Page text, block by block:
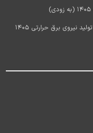
آخرین اخبار استخدام شرکت مادر تخصصی تولید نیروی برق حرارتی 1405